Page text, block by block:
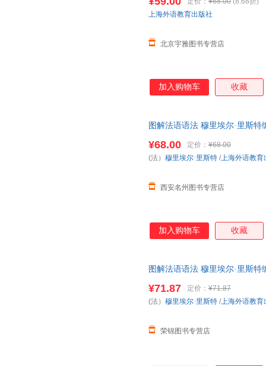
北京宇雅图书专营店
上海外语教育出版社
加入购物车 收藏
图解法语语法 穆里埃尔·里斯
下单，本店所有商品均可开票】
¥68.00 定价： ¥68.00
西安名州图书专营店
(法） 穆里埃尔·里斯特 /上海外语教育
加入购物车 收藏
图解法语语法 穆里埃尔·里斯
下单，本店所有商品均可开票】
¥71.87 定价： ¥71.87
荣锦图书专营店
(法） 穆里埃尔·里斯特 /上海外语教育